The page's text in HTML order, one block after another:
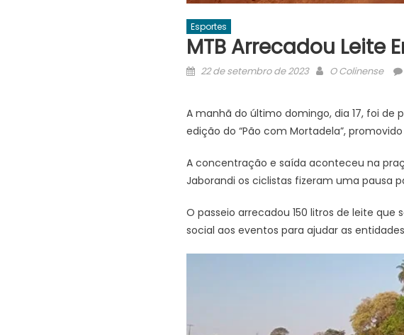
Esportes
MTB Arrecadou Leite
Posted
22 de setembro de 2023 Author
O Colinense
A manhã do último domingo, dia 17, foi de
edição do “Pão com Mortadela”, promovido
A concentração e saída aconteceu na
Jaborandi os ciclistas fizeram uma pausa
O passeio arrecadou 150 litros de leite
social aos eventos para ajudar as